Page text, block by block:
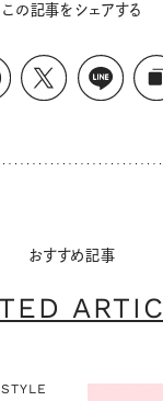
この記事をシェアする
おすすめ記事